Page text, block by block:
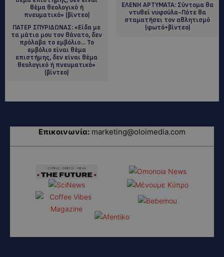
ΠΑΤΕΡ ΣΠΥΡΙΔΩΝΑΣ: «Είδα με
τα μάτια μου τον θάνατο, δεν
πρόλαβα το εμβόλιο… Το
εμβόλιο είναι θέμα
επιστήμης, δεν είναι θέμα
θεολογικό ή πνευματικό»
(βίντεο)
ΕΛΕΝΗ ΑΡΤΥΜΑΤΑ: Σύντομα θα
ντυθεί νυφούλα-Πότε θα
σταματήσει τον αθλητισμό
(φωτό+βίντεο)
Επικοινωνία: marketing@oloimedia.com